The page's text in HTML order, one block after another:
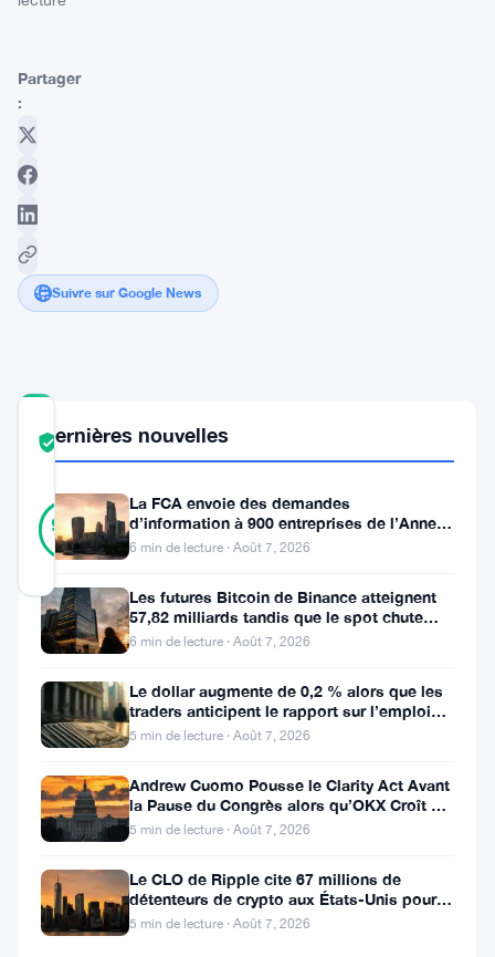
Partager
:
Suivre sur Google News
TRUST
SCORE
Vérifié
90 %
RÉEL
Vérifié
10
votes
rôle
d’Ardoino
tant
que
co-
Dernières nouvelles
La FCA envoie des demandes
d’information à 900 entreprises de l’Annexe
1 contre le blanchiment
6 min de lecture · Août 7, 2026
Les futures Bitcoin de Binance atteignent
57,82 milliards tandis que le spot chute
huit fois
6 min de lecture · Août 7, 2026
Le dollar augmente de 0,2 % alors que les
traders anticipent le rapport sur l’emploi
aux États-Unis
5 min de lecture · Août 7, 2026
Andrew Cuomo Pousse le Clarity Act Avant
la Pause du Congrès alors qu’OKX Croît en
Europe
5 min de lecture · Août 7, 2026
Le CLO de Ripple cite 67 millions de
détenteurs de crypto aux États-Unis pour
faire avancer la loi CLARITY
5 min de lecture · Août 7, 2026